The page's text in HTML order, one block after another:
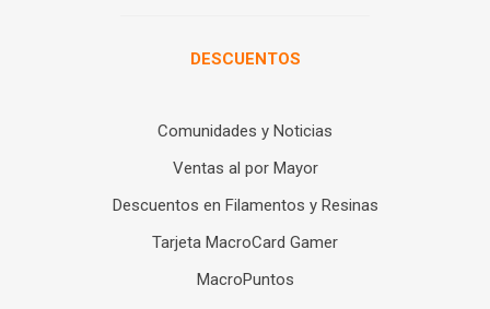
DESCUENTOS
Comunidades y Noticias
Ventas al por Mayor
Descuentos en Filamentos y Resinas
Tarjeta MacroCard Gamer
MacroPuntos